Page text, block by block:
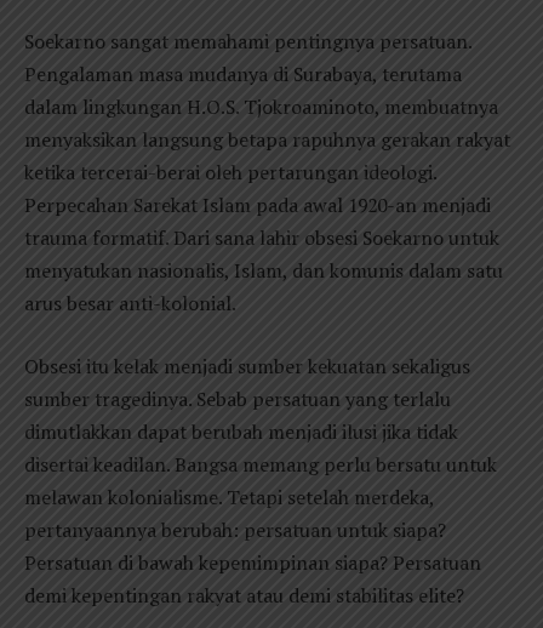
Soekarno sangat memahami pentingnya persatuan.
Pengalaman masa mudanya di Surabaya, terutama
dalam lingkungan H.O.S. Tjokroaminoto, membuatnya
menyaksikan langsung betapa rapuhnya gerakan rakyat
ketika tercerai-berai oleh pertarungan ideologi.
Perpecahan Sarekat Islam pada awal 1920-an menjadi
trauma formatif. Dari sana lahir obsesi Soekarno untuk
menyatukan nasionalis, Islam, dan komunis dalam satu
arus besar anti-kolonial.
Obsesi itu kelak menjadi sumber kekuatan sekaligus
sumber tragedinya. Sebab persatuan yang terlalu
dimutlakkan dapat berubah menjadi ilusi jika tidak
disertai keadilan. Bangsa memang perlu bersatu untuk
melawan kolonialisme. Tetapi setelah merdeka,
pertanyaannya berubah: persatuan untuk siapa?
Persatuan di bawah kepemimpinan siapa? Persatuan
demi kepentingan rakyat atau demi stabilitas elite?